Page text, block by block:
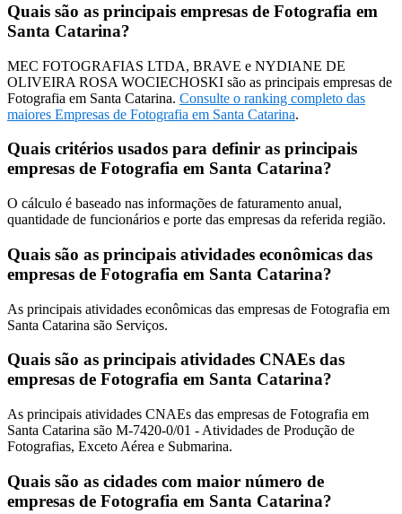
Quais são as principais empresas de Fotografia em
Santa Catarina?
MEC FOTOGRAFIAS LTDA, BRAVE e NYDIANE DE
OLIVEIRA ROSA WOCIECHOSKI são as principais empresas de
Fotografia em Santa Catarina. Consulte o ranking completo das
maiores Empresas de Fotografia em Santa Catarina.
Quais critérios usados para definir as principais
empresas de Fotografia em Santa Catarina?
O cálculo é baseado nas informações de faturamento anual,
quantidade de funcionários e porte das empresas da referida região.
Quais são as principais atividades econômicas das
empresas de Fotografia em Santa Catarina?
As principais atividades econômicas das empresas de Fotografia em
Santa Catarina são Serviços.
Quais são as principais atividades CNAEs das
empresas de Fotografia em Santa Catarina?
As principais atividades CNAEs das empresas de Fotografia em
Santa Catarina são M-7420-0/01 - Atividades de Produção de
Fotografias, Exceto Aérea e Submarina.
Quais são as cidades com maior número de
empresas de Fotografia em Santa Catarina?